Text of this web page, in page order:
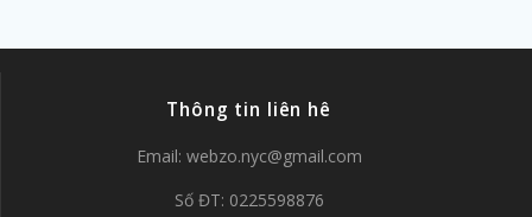
Thông tin liên hê
Email: webzo.nyc@gmail.com
Số ĐT: 0225598876